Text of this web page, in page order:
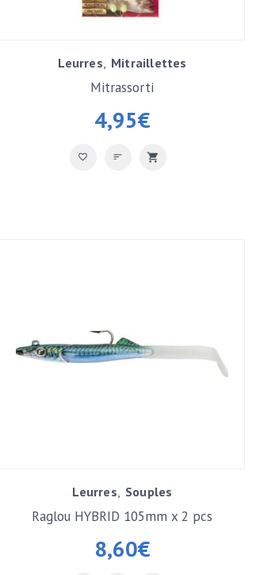
Leurres Mitraillettes
4,95€
Mitrassorti
Leurres Souples
8,60€
Raglou HYBRID 105mm x 2 pcs